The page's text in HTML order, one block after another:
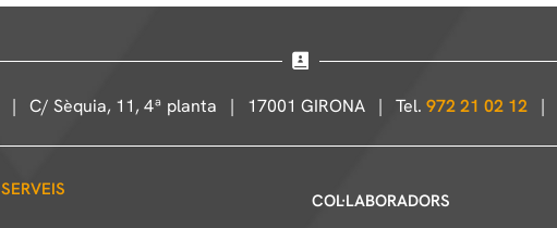
| C/ Sèquia, 11, 4ª planta | 17001 GIRONA | Tel. 972 21 02 12|
SERVEIS
COL·LABORADORS